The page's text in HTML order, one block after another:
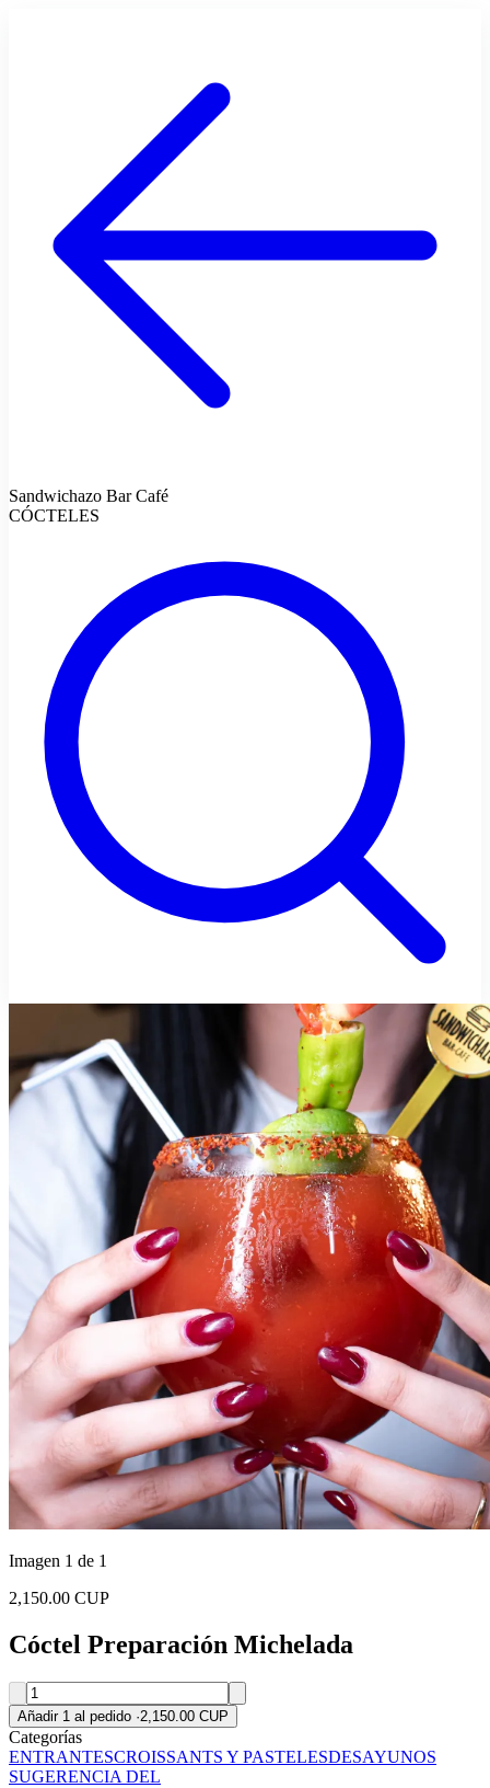
Sandwichazo Bar Café
CÓCTELES
Imagen 1 de 1
2,150.00 CUP
Cóctel Preparación Michelada
Añadir 1 al pedido ·2,150.00 CUP
Categorías
ENTRANTESCROISSANTS Y PASTELESDESAYUNOS
SUGERENCIA DEL